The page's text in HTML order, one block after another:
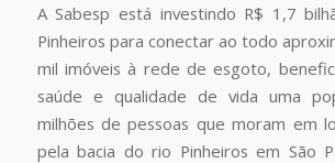
A Sabesp está investindo R$ 1,7
Pinheiros para conectar ao todo
mil imóveis à rede de esgoto,
saúde e qualidade de vida uma
milhões de pessoas que moram em
pela bacia do rio Pinheiros em São